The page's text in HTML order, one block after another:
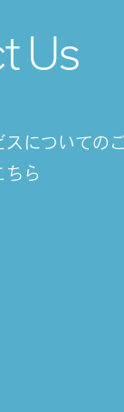
Us
スについての
ちら